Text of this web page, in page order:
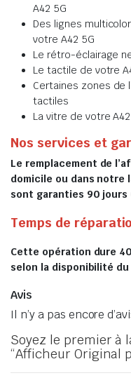
A42 5G
Des lignes
votre A42 5G
Le rétro-éclairage
Le tactile de votre
Certaines zones de
tactiles
La vitre de votre
Nos services et
Le remplacement de
domicile ou dans notre
sont garanties 90
Temps de
Cette opération dure
selon la disponibilité
Avis
Il n’y a pas encore
Soyez le premier à
“Afficheur Original